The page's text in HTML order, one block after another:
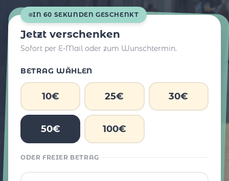
IN 60 SEKUNDEN GESCHENKT
Jetzt verschenken
Sofort per E-Mail oder zum Wunschtermin.
BETRAG WÄHLEN
10€ 25€ 30€
50€ 100€
ODER FREIER BETRAG